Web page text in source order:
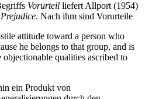
Vorurteil liefert Allport (1954)
. Nach ihm sind Vorurteile
attitude toward a person who
he belongs to that group, and is
objectionable qualities ascribed to
ein Produkt von